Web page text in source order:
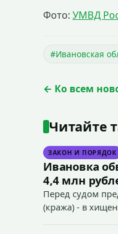
Фото: УМВД
#Ивановская
← Ко всем
Читайте
ЗАКОН И ПОРЯДОК
Ивановка
4,4 млн
Перед судом
(кража) - в